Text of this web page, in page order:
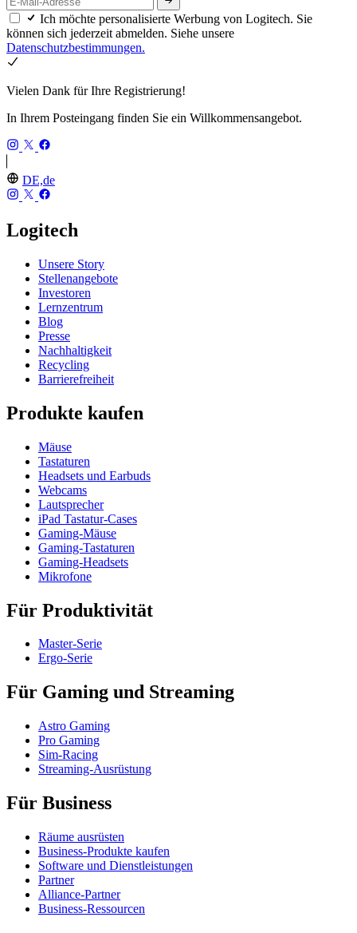
Ich möchte personalisierte Werbung von Logitech. Sie
können sich jederzeit abmelden. Siehe unsere
Datenschutzbestimmungen.
Vielen Dank für Ihre Registrierung!
In Ihrem Posteingang finden Sie ein Willkommensangebot.
DE,de
Logitech
Unsere Story
Stellenangebote
Investoren
Lernzentrum
Blog
Presse
Nachhaltigkeit
Recycling
Barrierefreiheit
Produkte kaufen
Mäuse
Tastaturen
Headsets und Earbuds
Webcams
Lautsprecher
iPad Tastatur-Cases
Gaming-Mäuse
Gaming-Tastaturen
Gaming-Headsets
Mikrofone
Für Produktivität
Master-Serie
Ergo-Serie
Für Gaming und Streaming
Astro Gaming
Pro Gaming
Sim-Racing
Streaming-Ausrüstung
Für Business
Räume ausrüsten
Business-Produkte kaufen
Software und Dienstleistungen
Partner
Alliance-Partner
Business-Ressourcen